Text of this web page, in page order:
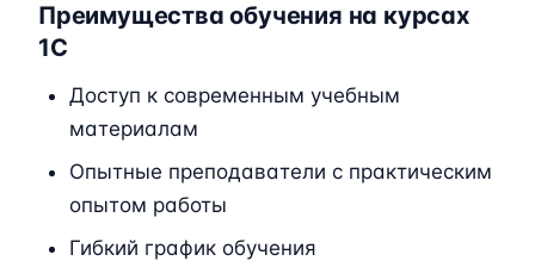
Преимущества обучения на курсах
1C
Доступ к современным учебным
материалам
Опытные преподаватели с практическим
опытом работы
Гибкий график обучения